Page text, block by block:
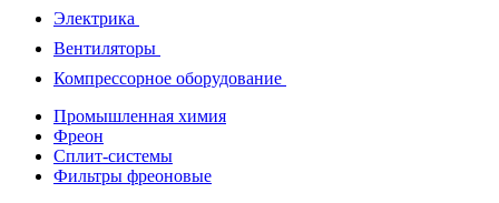
Электрика
Вентиляторы
Компрессорное оборудование
Промышленная химия
Фреон
Сплит-системы
Фильтры фреоновые